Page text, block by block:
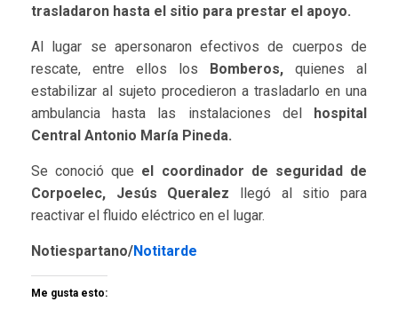
trasladaron hasta el sitio para prestar el apoyo.
Al lugar se apersonaron efectivos de cuerpos de
rescate, entre ellos los Bomberos, quienes al
estabilizar al sujeto procedieron a trasladarlo en una
ambulancia hasta las instalaciones del hospital
Central Antonio María Pineda.
Se conoció que el coordinador de seguridad de
Corpoelec, Jesús Queralez llegó al sitio para
reactivar el fluido eléctrico en el lugar.
Notiespartano/Notitarde
Me gusta esto: